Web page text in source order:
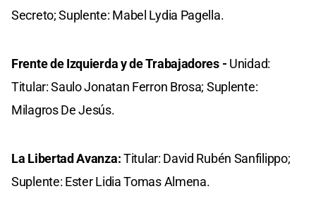
Secreto; Suplente: Mabel Lydia Pagella.
Frente de Izquierda y de Trabajadores - Unidad:
Titular: Saulo Jonatan Ferron Brosa; Suplente:
Milagros De Jesús.
La Libertad Avanza:Titular: David Rubén Sanfilippo;
Suplente: Ester Lidia Tomas Almena.